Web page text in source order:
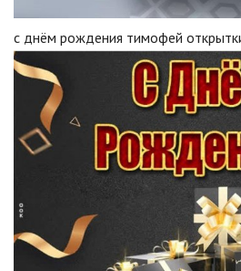
с днём рождения тимофей